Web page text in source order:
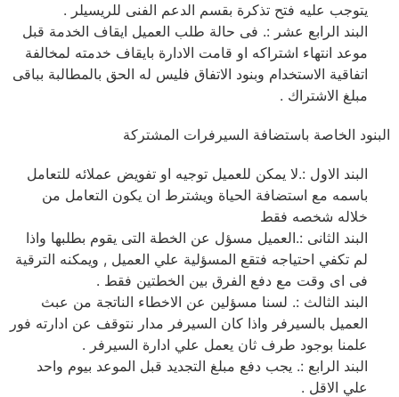
يتوجب عليه فتح تذكرة بقسم الدعم الفنى للريسيلر .
البند الرابع عشر :. فى حالة طلب العميل ايقاف الخدمة قبل
موعد انتهاء اشتراكه او قامت الادارة بايقاف خدمته لمخالفة
اتفاقية الاستخدام وبنود الاتفاق فليس له الحق بالمطالبة بباقى
مبلغ الاشتراك .
البنود الخاصة باستضافة السيرفرات المشتركة
البند الاول :.لا يمكن للعميل توجيه او تفويض عملائه للتعامل
باسمه مع استضافة الحياة ويشترط ان يكون التعامل من
خلاله شخصه فقط
البند الثانى :.العميل مسؤل عن الخطة التى يقوم بطلبها واذا
لم تكفي احتياجه فتقع المسؤلية علي العميل , ويمكنه الترقية
فى اى وقت مع دفع الفرق بين الخطتين فقط .
البند الثالث :. لسنا مسؤلين عن الاخطاء الناتجة من عبث
العميل بالسيرفر واذا كان السيرفر مدار نتوقف عن ادارته فور
علمنا بوجود طرف ثان يعمل علي ادارة السيرفر .
البند الرابع :. يجب دفع مبلغ التجديد قبل الموعد بيوم واحد
علي الاقل .